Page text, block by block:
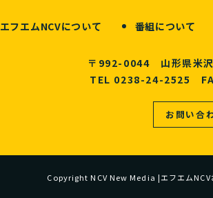
エフエムNCVについて 番組について
〒992-0044 山形県米
TEL 0238-24-2525
お問い合
Copyright NCV New Media |エフエム